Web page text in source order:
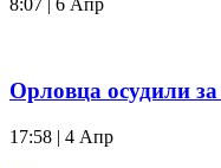
8:07 | 6 Апр
Орловца осудили
17:58 | 4 Апр